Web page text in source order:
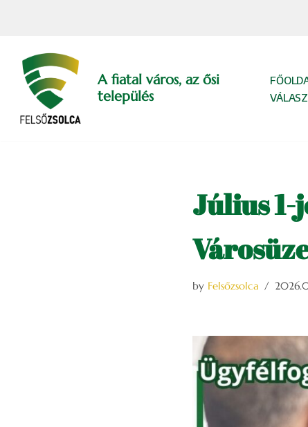
content
A fiatal város, az ősi
település
Július 1-
by Felsőzsolca